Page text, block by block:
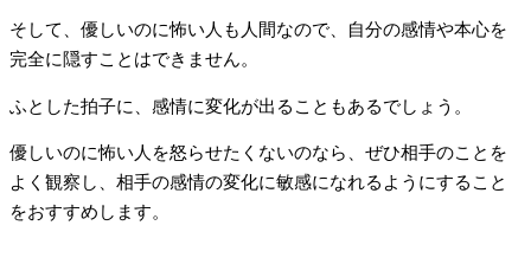
そして、優しいのに怖い人も人間なので、自分の感情や本心を
完全に隠すことはできません。
ふとした拍子に、感情に変化が出ることもあるでしょう。
優しいのに怖い人を怒らせたくないのなら、ぜひ相手のことを
よく観察し、相手の感情の変化に敏感になれるようにすること
をおすすめします。